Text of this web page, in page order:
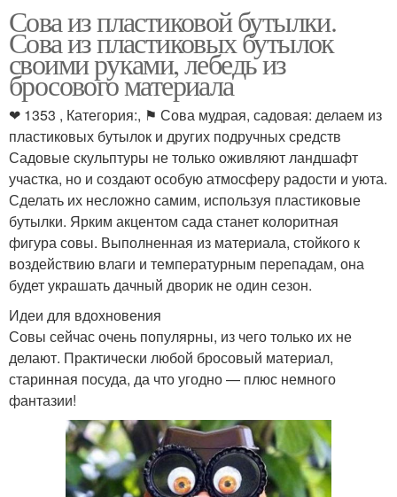
Сова из пластиковой бутылки.
Сова из пластиковых бутылок
своими руками, лебедь из
бросового материала
❤ 1353 , Категория:, ⚑ Сова мудрая, садовая: делаем из
пластиковых бутылок и других подручных средств
Садовые скульптуры не только оживляют ландшафт
участка, но и создают особую атмосферу радости и уюта.
Сделать их несложно самим, используя пластиковые
бутылки. Ярким акцентом сада станет колоритная
фигура совы. Выполненная из материала, стойкого к
воздействию влаги и температурным перепадам, она
будет украшать дачный дворик не один сезон.
Идеи для вдохновения
Совы сейчас очень популярны, из чего только их не
делают. Практически любой бросовый материал,
старинная посуда, да что угодно — плюс немного
фантазии!